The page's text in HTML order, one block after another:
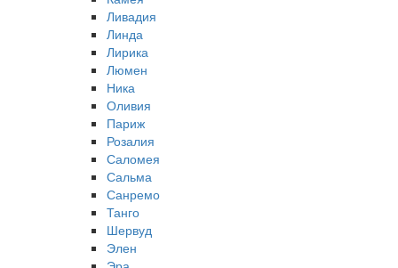
Ливадия
Линда
Лирика
Люмен
Ника
Оливия
Париж
Розалия
Саломея
Сальма
Санремо
Танго
Шервуд
Элен